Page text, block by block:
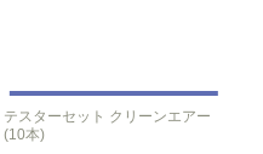
テスターセット クリーンエアー
(10本)